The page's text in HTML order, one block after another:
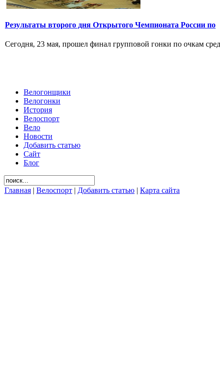
Результаты второго дня Открытого Чемпионата России по
Сегодня, 23 мая, прошел финал групповой гонки по очкам
Велогонщики
Велогонки
История
Велоспорт
Вело
Новости
Добавить статью
Сайт
Блог
Главная | Велоспорт | Добавить статью | Карта сайта